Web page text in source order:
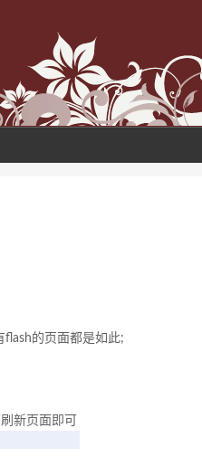
flash的页面都是如此;
新页面即可